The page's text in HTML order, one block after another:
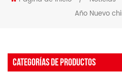
Año Nuevo
CATEGORÍAS DE PRODUCTOS